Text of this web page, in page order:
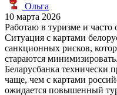
Ольга
10 марта 2026
Работаю в туризме и
Ситуация с картами
санкционных рисков,
стараются
Беларусбанка технически
чаще, чем с картами
ожидается повышенный